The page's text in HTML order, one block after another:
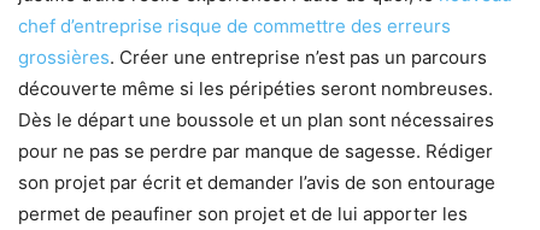
chef d’entreprise risque de commettre des erreurs
grossières. Créer une entreprise n’est pas un parcours
découverte même si les péripéties seront nombreuses.
Dès le départ une boussole et un plan sont nécessaires
pour ne pas se perdre par manque de sagesse. Rédiger
son projet par écrit et demander l’avis de son entourage
permet de peaufiner son projet et de lui apporter les